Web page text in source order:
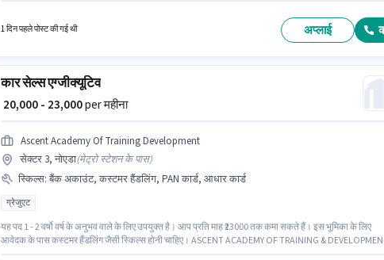
1 दिन पहले पोस्ट की गई थी अप्लाई
कार सेल्स एग्जीक्यूटिव
₹ 20,000 - 23,000per महीना
Ascent Academy Of Training Development
सेक्टर 3, नोएडा(मेट्रो स्टेशन के पास)
स्किल्स: बैंक अकाउंट, कस्टमर हैंडलिंग, PAN कार्ड, आधार कार्ड
ग्रेजुएट
यह पद 1 - 2 वर्षो वर्ष के अनुभव वाले के लिए उपयुक्त है। आप प्रति माह ₹23000 तक कमा सकते हैं। इस भूमिका के लिए
आवेदक के पास कस्टमर हैंडलिंग जैसी स्किल्स होनी चाहिए। ASCENT ACADEMY OF TRAINING &